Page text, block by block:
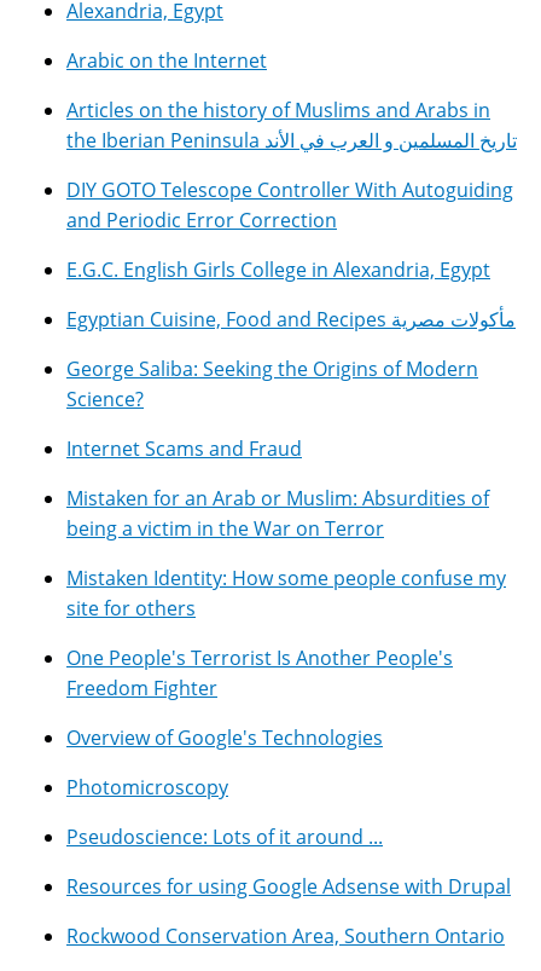
Alexandria, Egypt
Arabic on the Internet
Articles on the history of Muslims and Arabs in
the Iberian Peninsula تاريخ المسلمين و العرب في الأند
DIY GOTO Telescope Controller With Autoguiding
and Periodic Error Correction
E.G.C. English Girls College in Alexandria, Egypt
Egyptian Cuisine, Food and Recipes مأكولات مصرية
George Saliba: Seeking the Origins of Modern
Science?
Internet Scams and Fraud
Mistaken for an Arab or Muslim: Absurdities of
being a victim in the War on Terror
Mistaken Identity: How some people confuse my
site for others
One People's Terrorist Is Another People's
Freedom Fighter
Overview of Google's Technologies
Photomicroscopy
Pseudoscience: Lots of it around ...
Resources for using Google Adsense with Drupal
Rockwood Conservation Area, Southern Ontario